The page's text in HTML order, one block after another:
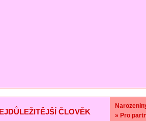
ČLOVĚK
» Pro